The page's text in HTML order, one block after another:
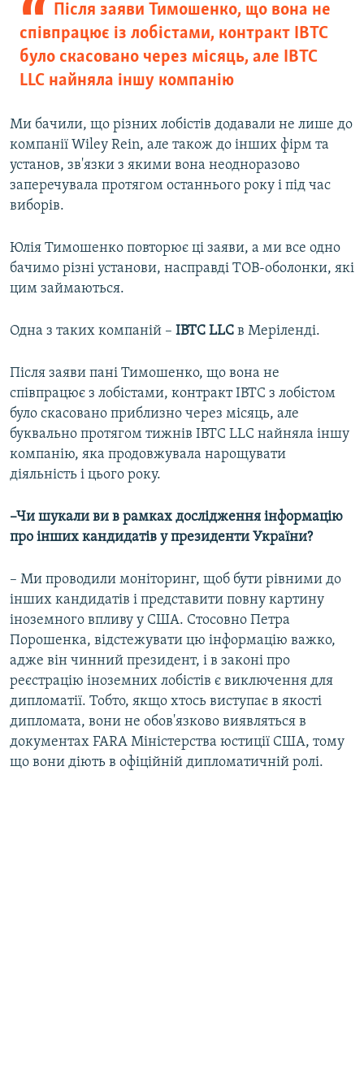
Після заяви Тимошенко, що вона не
співпрацює із лобістами, контракт IBTC
було скасовано через місяць, але IBTC
LLC найняла іншу компанію
Ми бачили, що різних лобістів додавали не лише до
компанії Wiley Rein, але також до інших фірм та
установ, зв'язки з якими вона неодноразово
заперечувала протягом останнього року і під час
виборів.
Юлія Тимошенко повторює ці заяви, а ми все одно
бачимо різні установи, насправді ТОВ-оболонки, які
цим займаються.
Одна з таких компаній – IBTC LLC в Меріленді.
Після заяви пані Тимошенко, що вона не
співпрацює з лобістами, контракт IBTC з лобістом
було скасовано приблизно через місяць, але
буквально протягом тижнів IBTC LLC найняла іншу
компанію, яка продовжувала нарощувати
діяльність і цього року.
–Чи шукали ви в рамках дослідження інформацію
про інших кандидатів у президенти України?
– Ми проводили моніторинг, щоб бути рівними до
інших кандидатів і представити повну картину
іноземного впливу у США. Стосовно Петра
Порошенка, відстежувати цю інформацію важко,
адже він чинний президент, і в законі про
реєстрацію іноземних лобістів є виключення для
дипломатії. Тобто, якщо хтось виступає в якості
дипломата, вони не обов'язково виявляться в
документах FARA Міністерства юстиції США, тому
що вони діють в офіційній дипломатичній ролі.